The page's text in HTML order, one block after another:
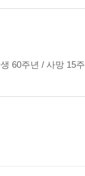
60주년 / 사망 15